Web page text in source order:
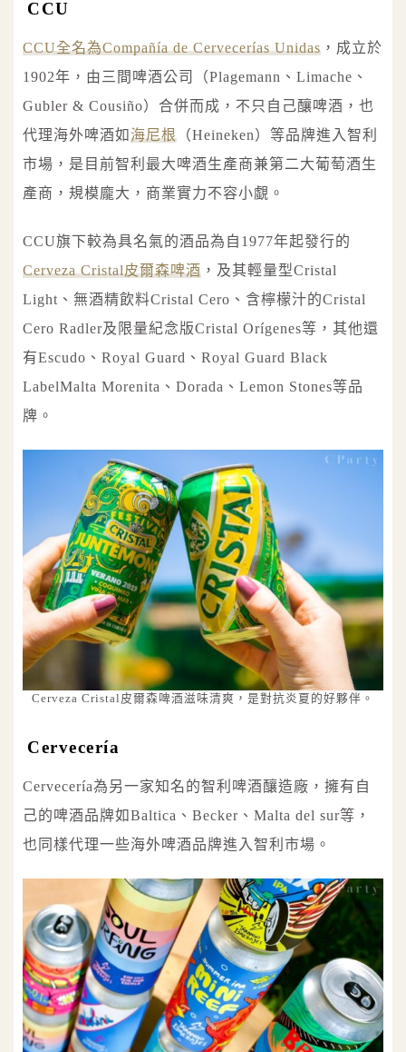
CCU
CCU全名為Compañía de Cervecerías Unidas ，成立於
1902年，由三間啤酒公司（Plagemann、Limache、
Gubler & Cousiño）合併而成，不只自己釀啤酒，也
代理海外啤酒如海尼根 （Heineken）等品牌進入智利
市場，是目前智利最大啤酒生產商兼第二大葡萄酒生
產商，規模龐大，商業實力不容小覷。
CCU旗下較為具名氣的酒品為自1977年起發行的
Cerveza Cristal皮爾森啤酒 ，及其輕量型Cristal
Light、無酒精飲料Cristal Cero、含檸檬汁的Cristal
Cero Radler及限量紀念版Cristal Orígenes等，其他還
有Escudo、Royal Guard、Royal Guard Black
LabelMalta Morenita、Dorada、Lemon Stones等品
牌。
Cerveza Cristal皮爾森啤酒滋味清爽，是對抗炎夏的好夥伴。
Cervecería
Cervecería為另一家知名的智利啤酒釀造廠，擁有自
己的啤酒品牌如Baltica、Becker、Malta del sur等，
也同樣代理一些海外啤酒品牌進入智利市場。